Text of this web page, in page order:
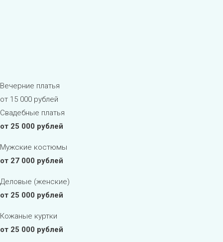
Вечерние платья
от 15 000 рублей
Свадебные платья
от 25 000 рублей
Мужские костюмы
от 27 000 рублей
Деловые (женские)
от 25 000 рублей
Кожаные куртки
от 25 000 рублей